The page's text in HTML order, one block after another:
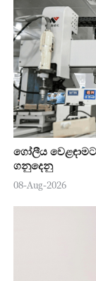
ගෝලීය
ගනුදෙනු
08-Aug-2026